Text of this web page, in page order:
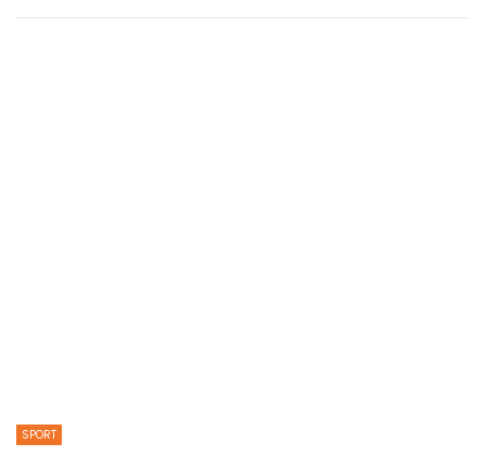
SPORT